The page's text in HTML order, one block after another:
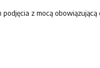
z mocą